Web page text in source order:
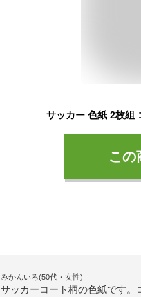
この
みかんいろ(50代・女性)
サッカーコート柄の色紙です。